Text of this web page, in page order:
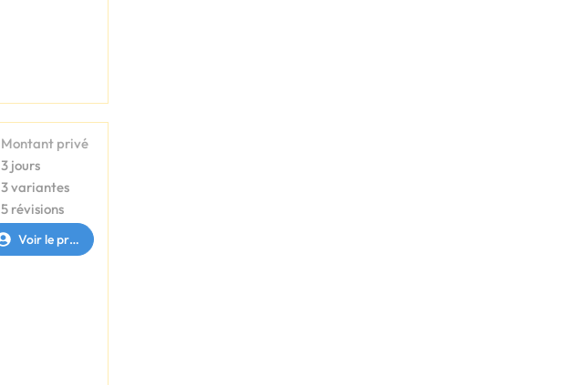
Montant privé
3 jours
3 variantes
5 révisions
Voir le profil